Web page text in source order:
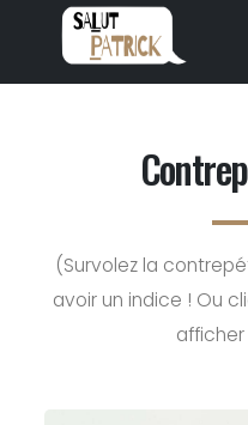
(Survolez la
avoir un indice ! Ou
afficher